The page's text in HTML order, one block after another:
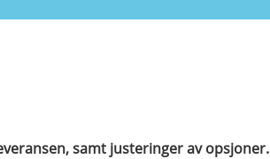
samt justeringer av opsjoner.